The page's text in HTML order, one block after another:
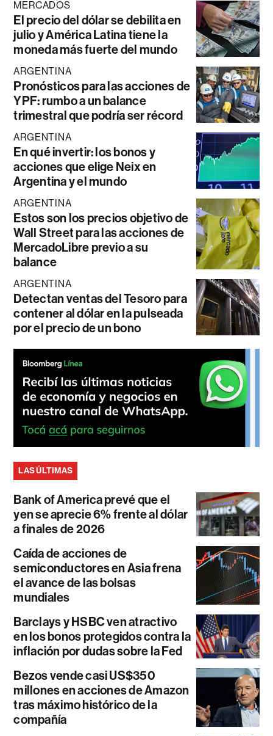
MERCADOS
El precio del dólar se debilita en
julio y América Latina tiene la
moneda más fuerte del mundo
ARGENTINA
Pronósticos para las acciones de
YPF: rumbo a un balance
trimestral que podría ser récord
ARGENTINA
En qué invertir: los bonos y
acciones que elige Neix en
Argentina y el mundo
ARGENTINA
Estos son los precios objetivo de
Wall Street para las acciones de
MercadoLibre previo a su
balance
ARGENTINA
Detectan ventas del Tesoro para
contener al dólar en la pulseada
por el precio de un bono
LAS ÚLTIMAS
Bank of America prevé que el
yen se aprecie 6% frente al dólar
a finales de 2026
Caída de acciones de
semiconductores en Asia frena
el avance de las bolsas
mundiales
Barclays y HSBC ven atractivo
en los bonos protegidos contra la
inflación por dudas sobre la Fed
Bezos vende casi US$350
millones en acciones de Amazon
tras máximo histórico de la
compañía